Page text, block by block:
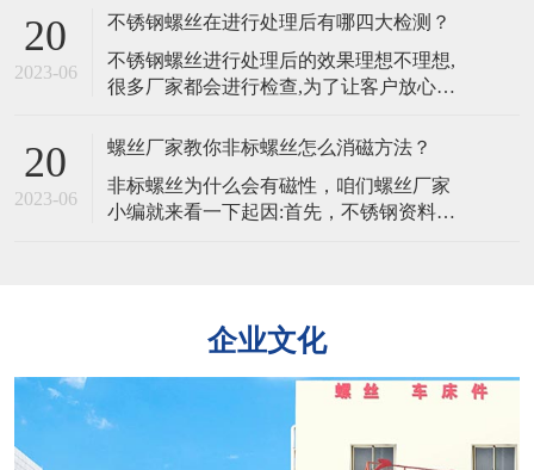
细。2
和长寿命的特点，不锈钢螺丝的韧性是其
能够承受冲击和振动的能力。不同的材质
会影响其韧性。​ 不锈钢螺丝的主要特
点是其抗腐蚀性，不同材质的不锈钢螺丝
同 不锈钢
20
2023-06
不锈钢螺丝在进行处理后有哪四大检测？
​不锈钢螺丝进行处理后的效果理想不理想,
很多厂家都会进行检查,为了让客户放心。
钢螺丝是否适合也可以自行检查,主要有以
丝外观的检验是从外观,电镀层等各方面进
行检验。二,螺丝镀层厚度的检验1、量具
20
2023-06
螺丝厂家教你非标螺丝怎么消磁方法？
​非标螺丝为什么会有磁性，咱们螺丝厂家
小编就来看一下起因:首先，不锈钢资料是
产生马氏体相变，铁素体跟马氏体都有磁
企业文化